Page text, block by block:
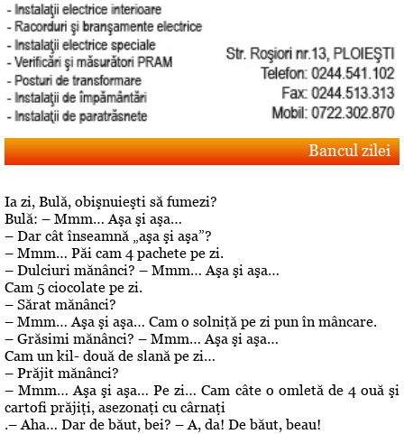
Bancul zilei
Ia zi, Bulă, obişnuieşti să fumezi?
Bulă: – Mmm… Aşa şi aşa…
– Dar cât înseamnă „aşa şi aşa”?
– Mmm… Păi cam 4 pachete pe zi.
– Dulciuri mănânci? – Mmm… Aşa şi aşa…
Cam 5 ciocolate pe zi.
– Sărat mănânci?
– Mmm… Aşa şi aşa… Cam o solniţă pe zi pun în mâncare.
– Grăsimi mănânci? – Mmm… Aşa şi aşa…
Cam un kil- două de slană pe zi…
– Prăjit mănânci?
– Mmm… Aşa şi aşa… Pe zi… Cam câte o omletă de 4 ouă şi
cartofi prăjiţi, asezonaţi cu cârnaţi
.– Aha… Dar de băut, bei? – A, da! De băut, beau!